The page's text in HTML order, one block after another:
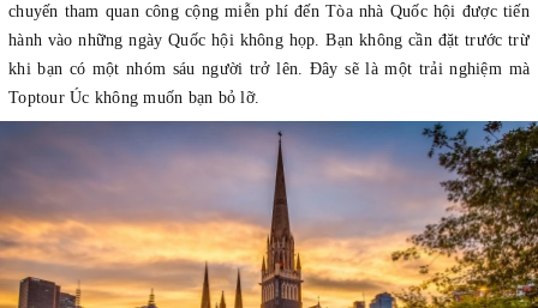
chuyến tham quan công cộng miễn phí đến Tòa nhà Quốc hội được tiến
hành vào những ngày Quốc hội không họp. Bạn không cần đặt trước trừ
khi bạn có một nhóm sáu người trở lên. Đây sẽ là một trải nghiệm mà
Toptour Úc không muốn bạn bỏ lỡ.